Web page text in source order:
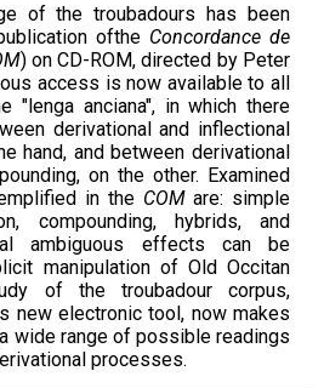
of the troubadours has been
ofthe Concordance de
) on CD-ROM, directed by Peter
access is now available to all
"lenga anciana", in which there
derivational and inflectional
hand, and between derivational
on the other. Examined
in the COMare: simple
compounding, hybrids, and
ambiguous effects can be
manipulation of Old Occitan
of the troubadour corpus,
new electronic tool, now makes
wide range of possible readings
processes.